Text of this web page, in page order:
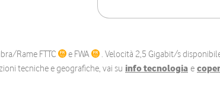
Rame FTTC e FWA . Velocità 2,5 Gigabit/s
tecniche e geografiche, vai su info tecnologia e